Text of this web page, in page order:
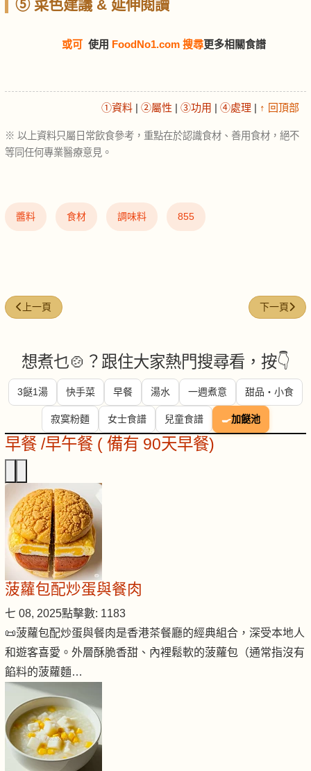
⑤ 菜色建議 & 延伸閱讀
或可 使用 FoodNo1.com 搜尋更多相關食譜
①資料 | ②屬性 | ③功用 | ④處理 | ↑ 回頂部
※ 以上資料只屬日常飲食參考，重點在於認識食材、善用食材，絕不
等同任何專業醫療意見。
醬料 食材 調味料 855
上一篇文章: 芋絲 (Taro vermicelli)
上一頁 下一篇文
下一頁
想煮乜🍲？跟住大家熱門搜尋看，按👇
3餸1湯 快手菜 早餐 湯水 一週煮意 甜品・小食
寂寞粉麵 女士食譜 兒童食譜 🍳加餸池
早餐 /早午餐 ( 備有 90天早餐)
菠蘿包配炒蛋與餐肉
七 08, 2025點擊數: 1183
📜菠蘿包配炒蛋與餐肉是香港茶餐廳的經典組合，深受本地人
和遊客喜愛。外層酥脆香甜、內裡鬆軟的菠蘿包（通常指沒有
餡料的菠蘿麵…